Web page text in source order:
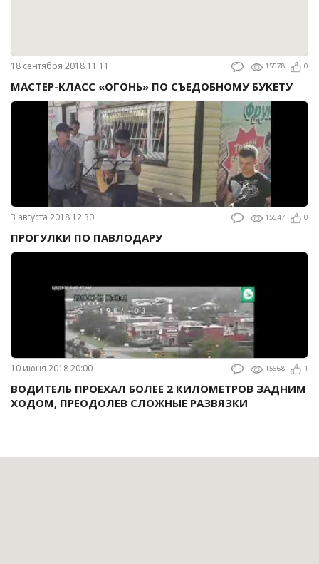
18 сентября 2018 11:11 15578 0
МАСТЕР-КЛАСС «ОГОНЬ» ПО СЪЕДОБНОМУ БУКЕТУ
3 августа 2018 12:30 15547 0
ПРОГУЛКИ ПО ПАВЛОДАРУ
10 июня 2018 20:00 15668 1
ВОДИТЕЛЬ ПРОЕХАЛ БОЛЕЕ 2 КИЛОМЕТРОВ ЗАДНИМ
ХОДОМ, ПРЕОДОЛЕВ СЛОЖНЫЕ РАЗВЯЗКИ